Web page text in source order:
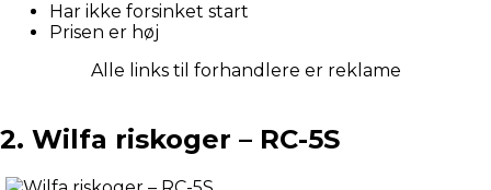
Har ikke forsinket start
Prisen er høj
Alle links til forhandlere er reklame
2. Wilfa riskoger – RC-5S